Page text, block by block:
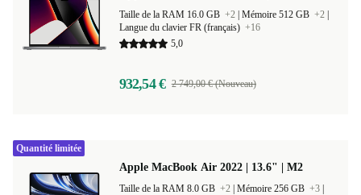
Taille de la RAM 16.0 GB +2 Mémoire 512 GB +2
Langue du clavier FR (français) +16
5,0
932,54 € 2 749,00 € (Nouveau)
Apple MacBook Air 2022 | 13.6" | M2
Taille de la RAM 8.0 GB +2 Mémoire 256 GB +3
Quantité limitée